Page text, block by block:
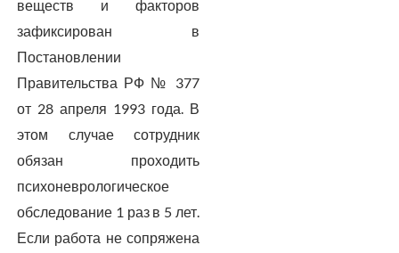
веществ и факторов
зафиксирован в
Постановлении
Правительства РФ № 377
от 28 апреля 1993 года. В
этом случае сотрудник
обязан проходить
психоневрологическое
обследование 1 раз в 5 лет.
Если работа не сопряжена